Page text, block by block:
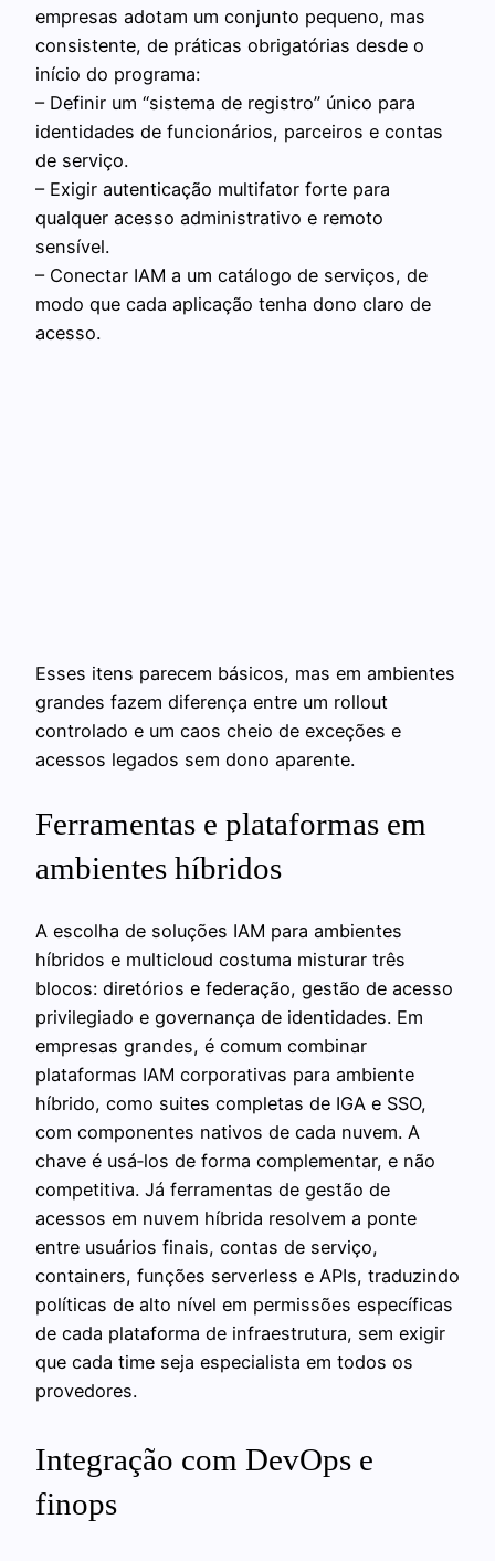
empresas adotam um conjunto pequeno, mas
consistente, de práticas obrigatórias desde o
início do programa:
– Definir um “sistema de registro” único para
identidades de funcionários, parceiros e contas
de serviço.
– Exigir autenticação multifator forte para
qualquer acesso administrativo e remoto
sensível.
– Conectar IAM a um catálogo de serviços, de
modo que cada aplicação tenha dono claro de
acesso.
Esses itens parecem básicos, mas em ambientes
grandes fazem diferença entre um rollout
controlado e um caos cheio de exceções e
acessos legados sem dono aparente.
Ferramentas e plataformas em
ambientes híbridos
A escolha de soluções IAM para ambientes
híbridos e multicloud costuma misturar três
blocos: diretórios e federação, gestão de acesso
privilegiado e governança de identidades. Em
empresas grandes, é comum combinar
plataformas IAM corporativas para ambiente
híbrido, como suites completas de IGA e SSO,
com componentes nativos de cada nuvem. A
chave é usá‑los de forma complementar, e não
competitiva. Já ferramentas de gestão de
acessos em nuvem híbrida resolvem a ponte
entre usuários finais, contas de serviço,
containers, funções serverless e APIs, traduzindo
políticas de alto nível em permissões específicas
de cada plataforma de infraestrutura, sem exigir
que cada time seja especialista em todos os
provedores.
Integração com DevOps e
finops